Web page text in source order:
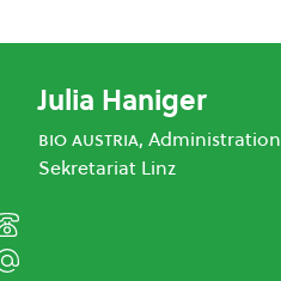
Julia Haniger
bio austria, Administration
Sekretariat Linz